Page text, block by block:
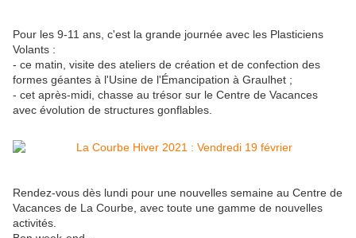
Pour les 9-11 ans, c'est la grande journée avec les Plasticiens
Volants :
- ce matin, visite des ateliers de création et de confection des
formes géantes à l'Usine de l'Émancipation à Graulhet ;
- cet après-midi, chasse au trésor sur le Centre de Vacances
avec évolution de structures gonflables.
Rendez-vous dès lundi pour une nouvelles semaine au Centre de
Vacances de La Courbe, avec toute une gamme de nouvelles
activités.